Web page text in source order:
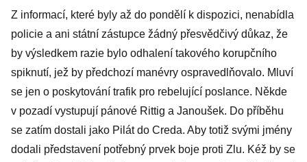
Z informací, které byly až do pondělí k dispozici, nenabídla
policie a ani státní zástupce žádný přesvědčivý důkaz, že
by výsledkem razie bylo odhalení takového korupčního
spiknutí, jež by předchozí manévry ospravedlňovalo. Mluví
se jen o poskytování trafik pro rebelující poslance. Někde
v pozadí vystupují pánové Rittig a Janoušek. Do příběhu
se zatím dostali jako Pilát do Creda. Aby totiž svými jmény
dodali představení potřebný prvek boje proti Zlu. Kéž by se